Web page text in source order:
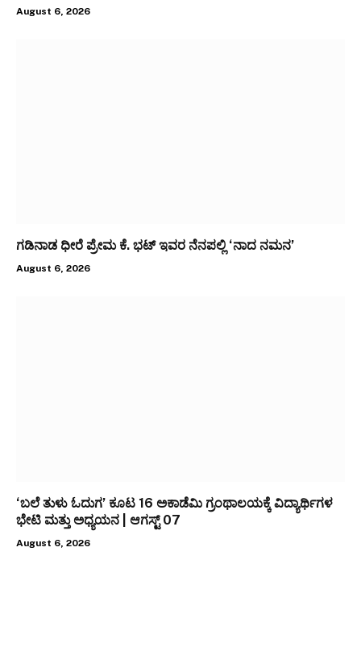
August 6, 2026
ಗಡಿನಾಡ ಧೀರೆ ಪ್ರೇಮ ಕೆ. ಭಟ್ ಇವರ ನೆನಪಲ್ಲಿ ‘ನಾದ ನಮನ’
August 6, 2026
‘ಬಲೆ ತುಳು ಓದುಗ’ ಕೂಟ 16 ಅಕಾಡೆಮಿ ಗ್ರಂಥಾಲಯಕ್ಕೆ ವಿದ್ಯಾರ್ಥಿಗಳ
ಭೇಟಿ ಮತ್ತು ಅಧ್ಯಯನ | ಆಗಸ್ಟ್ 07
August 6, 2026